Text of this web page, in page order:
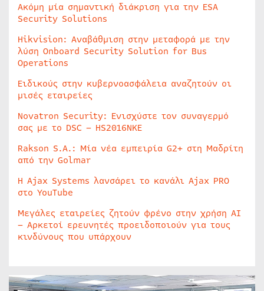
Ακόμη μία σημαντική διάκριση για την ESA
Security Solutions
Hikvision: Αναβάθμιση στην μεταφορά με την
λύση Onboard Security Solution for Bus
Operations
Ειδικούς στην κυβερνοασφάλεια αναζητούν οι
μισές εταιρείες
Novatron Security: Ενισχύστε τον συναγερμό
σας με το DSC – HS2016NKE
Rakson S.A.: Μία νέα εμπειρία G2+ στη Μαδρίτη
από την Golmar
Η Ajax Systems λανσάρει το κανάλι Ajax PRO
στο YouTube
Μεγάλες εταιρείες ζητούν φρένο στην χρήση AI
– Αρκετοί ερευνητές προειδοποιούν για τους
κινδύνους που υπάρχουν